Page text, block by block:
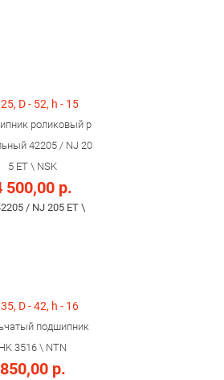
D - 52, h - 15
роликовый р
42205 / NJ 20
5 ET \ NSK
500,00 р.
/ NJ 205 ET \
D - 42, h - 16
подшипник
HK 3516 \ NTN
850,00 р.